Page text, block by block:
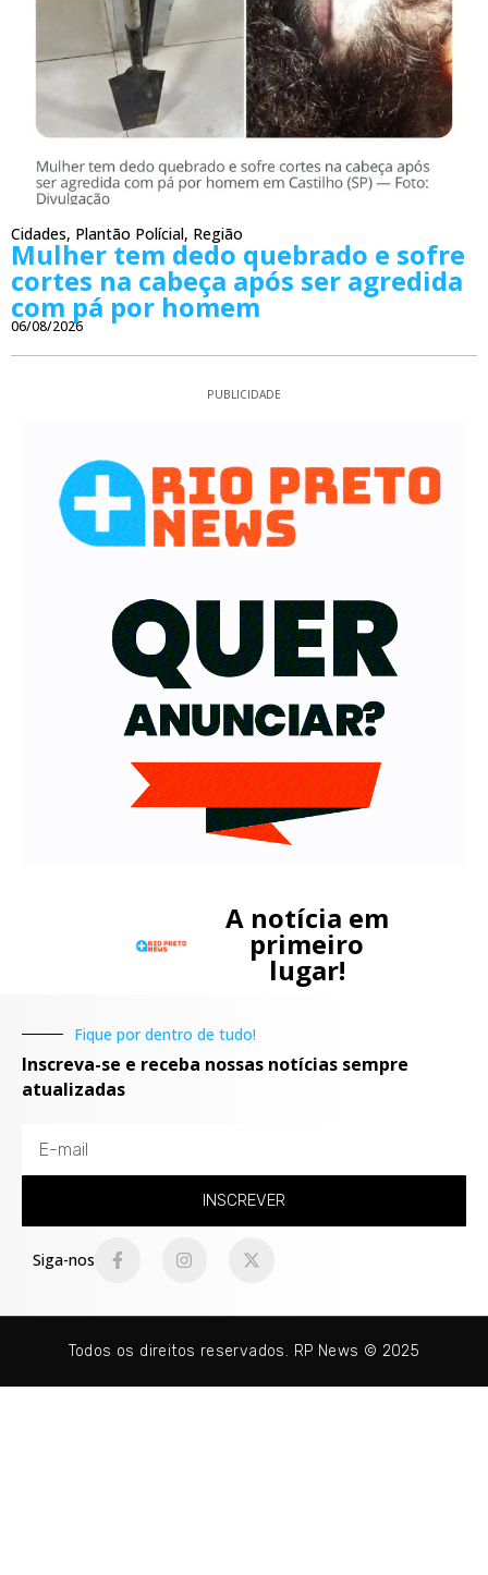
Cidades, Plantão Polícial, Região
Mulher tem dedo quebrado e sofre
cortes na cabeça após ser agredida
com pá por homem
06/08/2026
PUBLICIDADE
A notícia em
primeiro
lugar!
Fique por dentro de tudo!
Inscreva-se e receba nossas notícias sempre
atualizadas
INSCREVER
Siga-nos
Todos os direitos reservados. RP News © 2025